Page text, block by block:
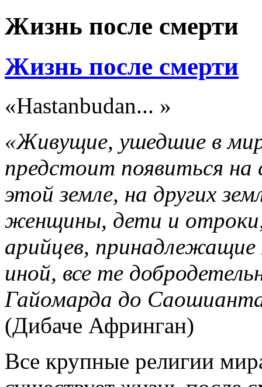
Жизнь после смерти
Жизнь после смерти
«Hastanbudan... »
«Живущие, ушедшие в
предстоит появиться
этой земле, на других
женщины, дети и
арийцев,
иной, все те
Гайомарда до
(Дибаче Афринган)
Все крупные религии